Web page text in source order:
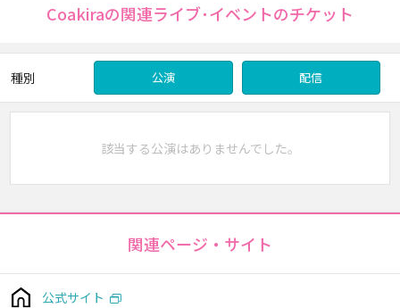
Coakiraの関連ライブ･イベントのチケット
種別 公演 配信
該当する公演はありませんでした。
関連ページ・サイト
公式サイト